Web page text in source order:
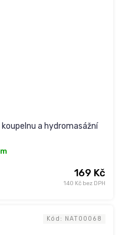
a hydromasážní
140 Kč bez DPH
169 Kč
Kód: NAT00068